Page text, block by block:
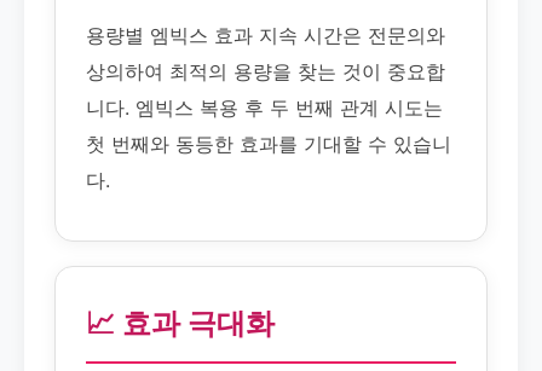
용량별 엠빅스 효과 지속 시간은 전문의와
상의하여 최적의 용량을 찾는 것이 중요합
니다. 엠빅스 복용 후 두 번째 관계 시도는
첫 번째와 동등한 효과를 기대할 수 있습니
다.
📈 효과 극대화